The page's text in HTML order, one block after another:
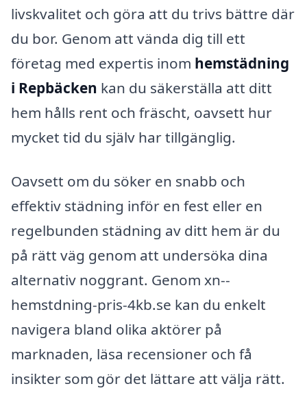
livskvalitet och göra att du trivs bättre där
du bor. Genom att vända dig till ett
företag med expertis inom hemstädning
i Repbäcken kan du säkerställa att ditt
hem hålls rent och fräscht, oavsett hur
mycket tid du själv har tillgänglig.
Oavsett om du söker en snabb och
effektiv städning inför en fest eller en
regelbunden städning av ditt hem är du
på rätt väg genom att undersöka dina
alternativ noggrant. Genom xn--
hemstdning-pris-4kb.se kan du enkelt
navigera bland olika aktörer på
marknaden, läsa recensioner och få
insikter som gör det lättare att välja rätt.